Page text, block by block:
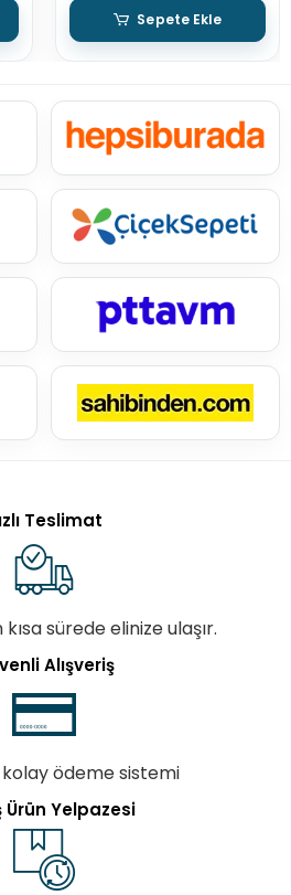
Sepete Ekle
Teslimat
sürede elinize ulaşır.
Alışveriş
ödeme sistemi
Ürün Yelpazesi